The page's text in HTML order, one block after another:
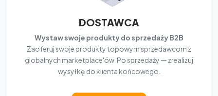
DOSTAWCA
Wystaw swoje produkty do sprzedaży B2B
Zaoferuj swoje produkty topowym sprzedawcom z
globalnych marketplace'ów. Po sprzedaży — zrealizuj
wysyłkę do klienta końcowego.